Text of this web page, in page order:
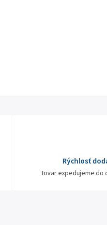
Rýchlosť
tovar expedujeme do